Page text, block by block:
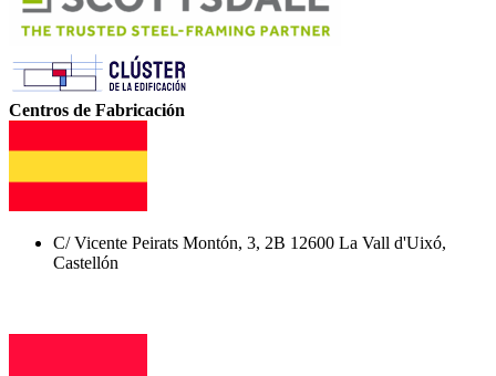
Centros de Fabricación
C/ Vicente Peirats Montón, 3, 2B 12600 La Vall d'Uixó,
Castellón